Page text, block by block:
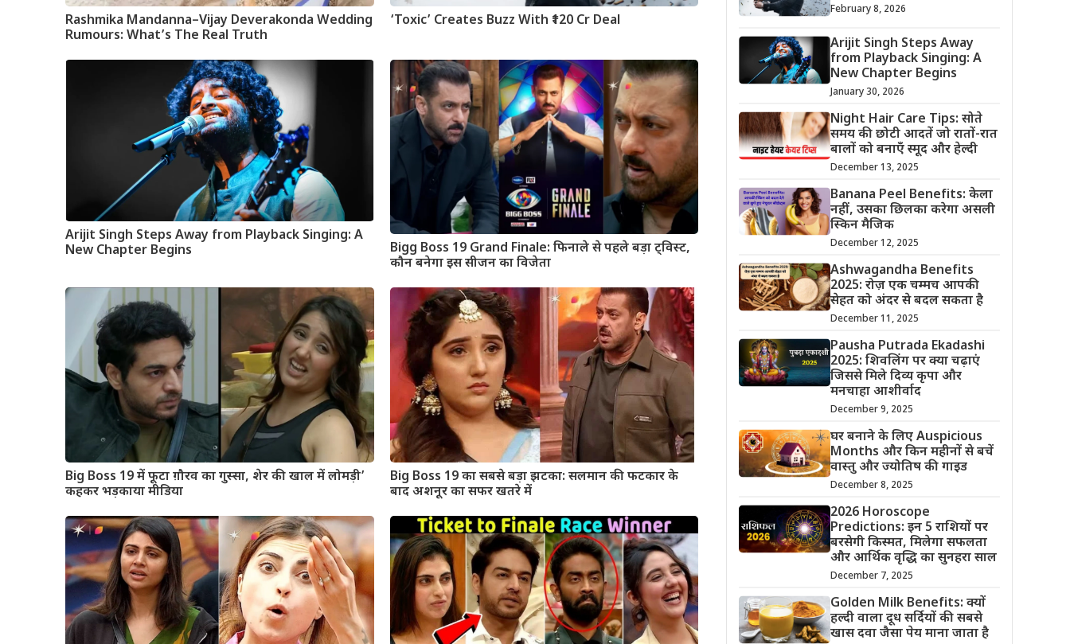
Rashmika Mandanna–Vijay Deverakonda Wedding
Rumours: What’s The Real Truth
‘Toxic’ Creates Buzz With ₹120 Cr Deal
Arijit Singh Steps Away from Playback Singing: A
New Chapter Begins
Bigg Boss 19 Grand Finale: फिनाले से पहले बड़ा ट्विस्ट,
कौन बनेगा इस सीजन का विजेता
Big Boss 19 में फूटा ग़ौरव का गुस्सा, शेर की खाल में लोमड़ी’
कहकर भड़काया मीडिया
Big Boss 19 का सबसे बड़ा झटका: सलमान की फटकार के
बाद अशनूर का सफर खतरे में
February 8, 2026
Arijit Singh Steps Away
from Playback Singing: A
New Chapter Begins
January 30, 2026
Night Hair Care Tips: सोते
समय की छोटी आदतें जो रातों-रात
बालों को बनाएँ स्मूद और हेल्दी
December 13, 2025
Banana Peel Benefits: केला
नहीं, उसका छिलका करेगा असली
स्किन मैजिक
December 12, 2025
Ashwagandha Benefits
2025: रोज़ एक चम्मच आपकी
सेहत को अंदर से बदल सकता है
December 11, 2025
Pausha Putrada Ekadashi
2025: शिवलिंग पर क्या चढ़ाएं
जिससे मिले दिव्य कृपा और
मनचाहा आशीर्वाद
December 9, 2025
घर बनाने के लिए Auspicious
Months और किन महीनों से बचें
वास्तु और ज्योतिष की गाइड
December 8, 2025
2026 Horoscope
Predictions: इन 5 राशियों पर
बरसेगी किस्मत, मिलेगा सफलता
और आर्थिक वृद्धि का सुनहरा साल
December 7, 2025
Golden Milk Benefits: क्यों
हल्दी वाला दूध सर्दियों की सबसे
खास दवा जैसा पेय माना जाता है